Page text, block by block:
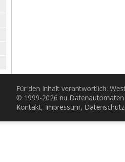
Für den Inhalt verantwortlich:
© 1999-2026 nu
Kontakt, Impressum, Datenschutz